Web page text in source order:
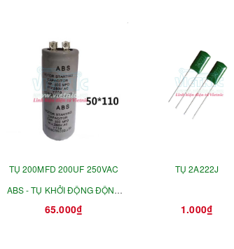
TỤ 200MFD 200UF 250VAC
ABS - TỤ KHỞI ĐỘNG ĐỘNG
CƠ 42X70MM
65.000₫
TỤ 2A222J
1.000₫